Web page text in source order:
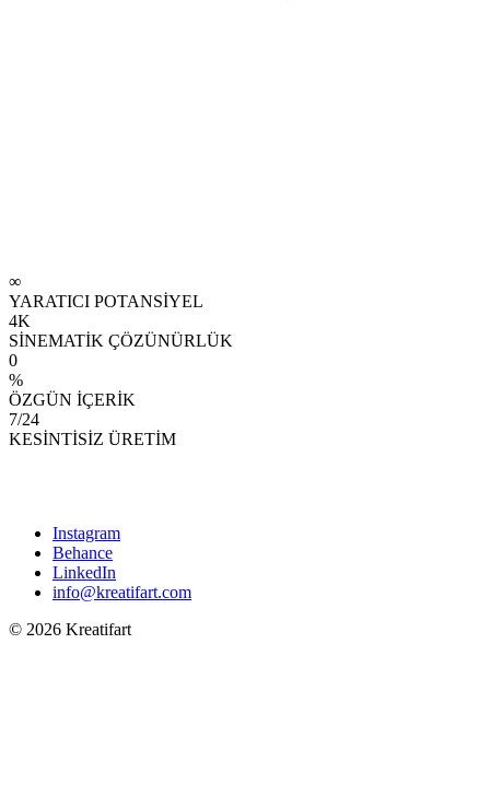
∞
YARATICI POTANSİYEL
4K
SİNEMATİK ÇÖZÜNÜRLÜK
0
%
ÖZGÜN İÇERİK
7/24
KESİNTİSİZ ÜRETİM
Instagram
Behance
LinkedIn
info@kreatifart.com
© 2026 Kreatifart